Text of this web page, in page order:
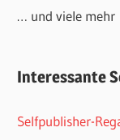
… und viele mehr
Interessante
Selfpublisher-